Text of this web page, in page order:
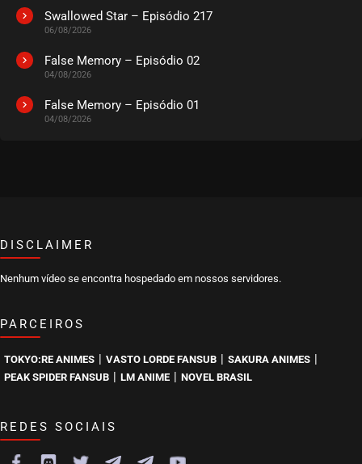
Swallowed Star – Episódio 217
06/08/2026
False Memory – Episódio 02
04/08/2026
False Memory – Episódio 01
04/08/2026
DISCLAIMER
Nenhum vídeo se encontra hospedado em nossos servidores.
PARCEIROS
TOKYO:RE ANIMES | VASTO LORDE FANSUB | SAKURA ANIMES |
PEAK SPIDER FANSUB | LM ANIME | NOVEL BRASIL
REDES SOCIAIS